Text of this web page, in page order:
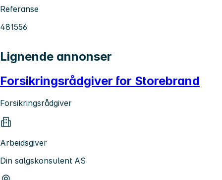
Referanse
481556
Lignende annonser
Forsikringsrådgiver for Storebrand
Forsikringsrådgiver
Arbeidsgiver
Din salgskonsulent AS